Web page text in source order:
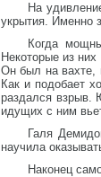
На
укрытия. Именно
Когда
Некоторые из
Он был на вахте,
Как и подобает
раздался взрыв.
идущих с ним
Галя
научила
Наконец